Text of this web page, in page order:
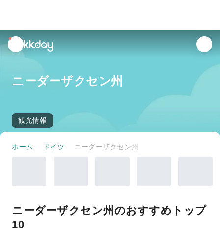
unread
notifications
ニーダーザクセン州
観光情報
ホーム ドイツ ニーダーザクセン州
ニーダーザクセン州のおすすめトップ
10